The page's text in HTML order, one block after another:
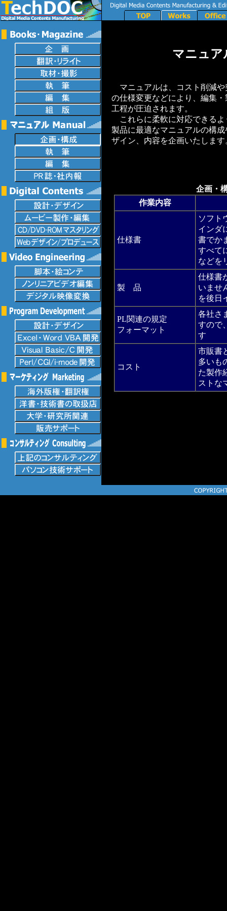
マニュア
マニュアルは、コスト削減や
の仕様変更などにより、編集・
工程が圧迫されます。
これらに柔軟に対応できるよ
製品に最適なマニュアルの構成
ザイン、内容を企画いたします
企画・
作業内容
仕様書
ソフト
インダ
書でか
すべて
などを
製 品
仕様書
いませ
を後日
PL関連の規定
フォーマット
各社さ
すので
す
コスト
市販書
多いも
た製作
ストな